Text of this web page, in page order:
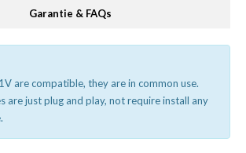
Garantie & FAQs
are compatible, they are in common use.
are just plug and play, not require install any